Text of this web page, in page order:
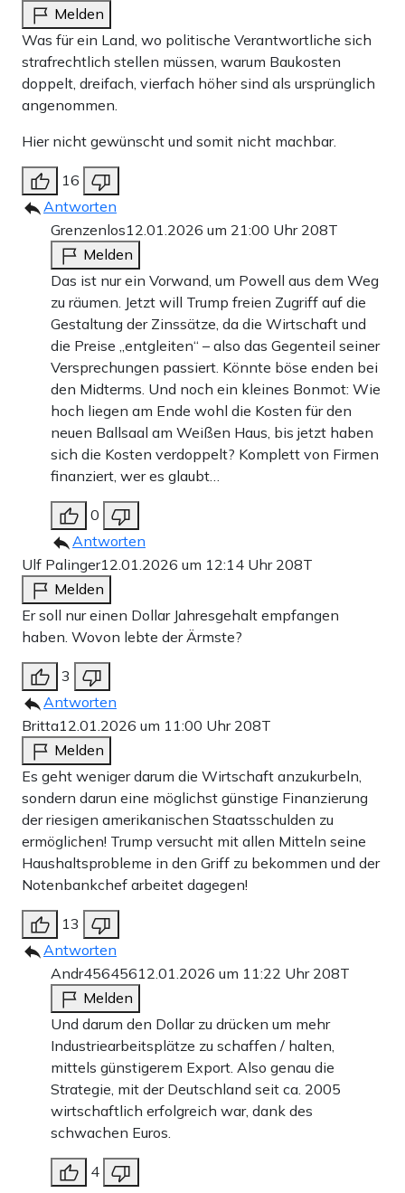
Melden
Was für ein Land, wo politische Verantwortliche sich
strafrechtlich stellen müssen, warum Baukosten
doppelt, dreifach, vierfach höher sind als ursprünglich
angenommen.
Hier nicht gewünscht und somit nicht machbar.
16
Antworten
Grenzenlos12.01.2026 um 21:00 Uhr 208T
Melden
Das ist nur ein Vorwand, um Powell aus dem Weg
zu räumen. Jetzt will Trump freien Zugriff auf die
Gestaltung der Zinssätze, da die Wirtschaft und
die Preise „entgleiten“ – also das Gegenteil seiner
Versprechungen passiert. Könnte böse enden bei
den Midterms. Und noch ein kleines Bonmot: Wie
hoch liegen am Ende wohl die Kosten für den
neuen Ballsaal am Weißen Haus, bis jetzt haben
sich die Kosten verdoppelt? Komplett von Firmen
finanziert, wer es glaubt…
0
Antworten
Ulf Palinger12.01.2026 um 12:14 Uhr 208T
Melden
Er soll nur einen Dollar Jahresgehalt empfangen
haben. Wovon lebte der Ärmste?
3
Antworten
Britta12.01.2026 um 11:00 Uhr 208T
Melden
Es geht weniger darum die Wirtschaft anzukurbeln,
sondern darun eine möglichst günstige Finanzierung
der riesigen amerikanischen Staatsschulden zu
ermöglichen! Trump versucht mit allen Mitteln seine
Haushaltsprobleme in den Griff zu bekommen und der
Notenbankchef arbeitet dagegen!
13
Antworten
Andr45645612.01.2026 um 11:22 Uhr 208T
Melden
Und darum den Dollar zu drücken um mehr
Industriearbeitsplätze zu schaffen / halten,
mittels günstigerem Export. Also genau die
Strategie, mit der Deutschland seit ca. 2005
wirtschaftlich erfolgreich war, dank des
schwachen Euros.
4